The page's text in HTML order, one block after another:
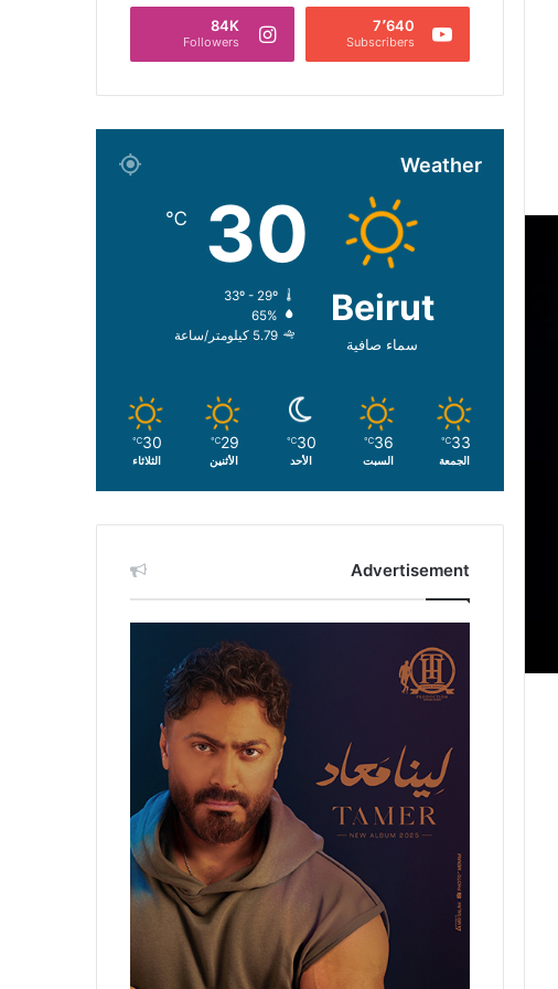
7٬640
Subscribers
84K
Followers
Weather
Beirut
سماء صافية
30
℃
33º - 29º
65%
5.79 كيلومتر/ساعة
33
℃
الجمعة
36
℃
السبت
30
℃
الأحد
29
℃
الأثنين
30
℃
الثلاثاء
Advertisement